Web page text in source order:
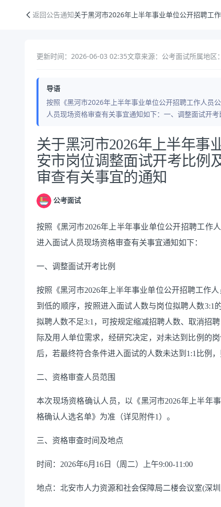
返回公告通知关于黑河市2026年上半年事业单位公开招聘工
更新时间：2026-06-03 02:35文章来源：公考面试所属地区
导语
按照《黑河市2026年上半年事业单位公开招聘工作人员
人员现场资格审查有关事宜通知如下：一、调整面试开
公告正文
关于黑河市2026年上半年事
安市岗位调整面试开考比例
审查有关事宜的通知
公考面试
按照《黑河市2026年上半年事业单位公开招聘工作
进入面试人员现场资格审查有关事宜通知如下：
一、调整面试开考比例
按照《黑河市2026年上半年事业单位公开招聘工作
到低的顺序，按照进入面试人数与岗位拟聘人数3:1
拟聘人数不足3:1，可按规定缩减招聘人数、取消招
际及用人单位需求，经研究决定，对未达到比例的
后，若最终符合条件进入面试的人数未达到1:1比例
二、资格审查人员范围
本次现场资格确认人员，以《黑河市2026年上半年
格确认人选名单》为准（详见附件1）。
三、资格审查时间及地点
时间： 2026年6月16日（周二）上午9:00-11:00
地点：北安市人力资源和社会保障局二楼会议室(深